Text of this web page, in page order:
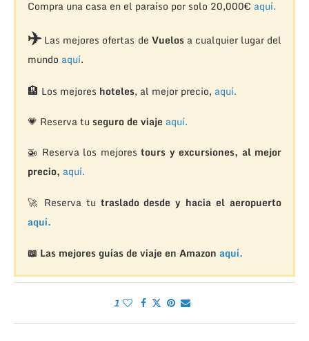
Compra una casa en el paraíso por solo 20,000€ aquí.
✈️Las mejores ofertas de Vuelosa cualquier lugar del
mundo aquí.
🏨 Los mejores hoteles, al mejor precio, aquí.
💗 Reserva tu seguro de viaje aquí.
🚁 Reserva los mejorestours y excursiones, al mejor
precio, aquí.
🚀 Reserva tu traslado desde y hacia el aeropuerto
aquí.
📖 Las mejores guías de viaje en Amazon aquí.
1